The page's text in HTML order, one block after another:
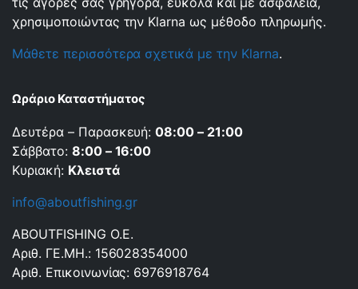
χρησιμοποιώντας την Klarna ως μέθοδο πληρωμής.
Μάθετε περισσότερα σχετικά με την Klarna.
Ωράριο Καταστήματος
Δευτέρα – Παρασκευή:08:00 – 21:00
Σάββατο: 8:00 – 16:00
Κυριακή: Κλειστά
info@aboutfishing.gr
ABOUTFISHING Ο.Ε.
Αριθ. ΓΕ.ΜΗ.: 156028354000
Αριθ. Επικοινωνίας: 6976918764